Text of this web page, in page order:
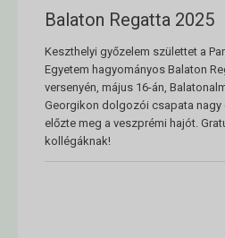
Balaton Regatta 2025
Keszthelyi győzelem születtet a
Egyetem hagyományos Balaton
versenyén, május 16-án,
Georgikon dolgozói csapata nagy
előzte meg a veszprémi hajót.
kollégáknak!